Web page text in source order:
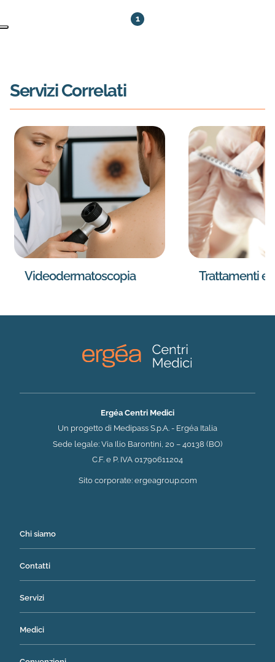
1
Servizi Correlati
Videodermatoscopia Trattamenti
Ergéa Centri Medici
Un progetto di Medipass S.p.A. - Ergéa Italia
Sede legale: Via Ilio Barontini, 20 – 40138 (BO)
C.F. e P. IVA 01790611204
Sito corporate: ergeagroup.com(si apre in una nuova
Chi siamo
Contatti
Servizi
Medici